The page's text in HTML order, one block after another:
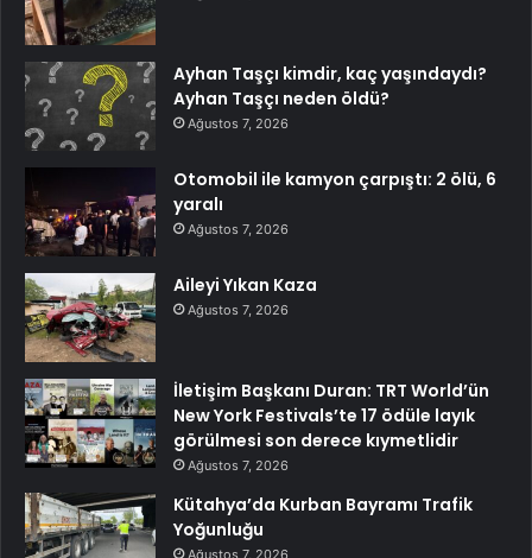
Ayhan Taşçı kimdir, kaç yaşındaydı?
Ayhan Taşçı neden öldü?
Ağustos 7, 2026
Otomobil ile kamyon çarpıştı: 2 ölü, 6
yaralı
Ağustos 7, 2026
Aileyi Yıkan Kaza
Ağustos 7, 2026
İletişim Başkanı Duran: TRT World’ün
New York Festivals’te 17 ödüle layık
görülmesi son derece kıymetlidir
Ağustos 7, 2026
Kütahya’da Kurban Bayramı Trafik
Yoğunluğu
Ağustos 7, 2026